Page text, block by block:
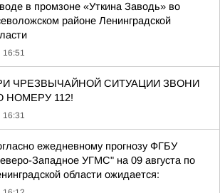
в промзоне «Уткина Заводь» во
районе Ленинградской
16:51
ЧРЕЗВЫЧАЙНОЙ СИТУАЦИИ ЗВОНИ
НОМЕРУ 112!
16:31
ежедневному прогнозу ФГБУ
Западное УГМС" на 09 августа по
области ожидается: